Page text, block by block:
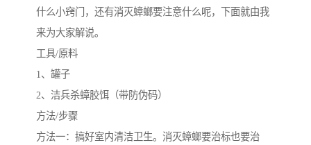
什么小窍门，还有消灭蟑螂要注意什么呢，下面就由我
来为大家解说。
工具/原料
1、罐子
2、洁兵杀蟑胶饵（带防伪码）
方法/步骤
方法一：搞好室内清洁卫生。消灭蟑螂要治标也要治